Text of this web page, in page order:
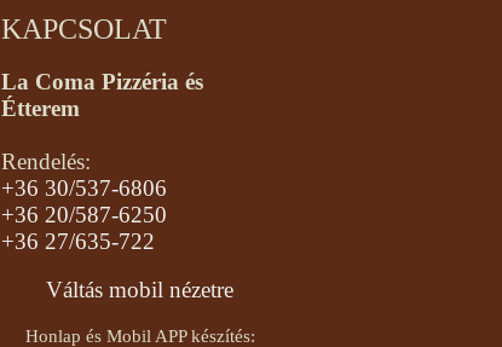
KAPCSOLAT
La Coma Pizzéria és
Étterem
Rendelés:
+36 30/537-6806
+36 20/587-6250
+36 27/635-722
Váltás mobil nézetre
Honlap és Mobil APP készítés: